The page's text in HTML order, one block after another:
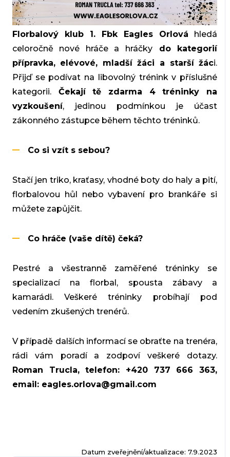
Florbalový klub 1. Fbk Eagles Orlová hledá
celoročně nové hráče a hráčky do kategorií
přípravka, elévové, mladší žáci a starší žáci.
Přijď se podívat na libovolný trénink v příslušné
kategorii.Čekají tě zdarma 4 tréninky na
vyzkoušení, jedinou podmínkou je účast
zákonného zástupce během těchto tréninků.
Co si vzít s sebou?
Stačí jen triko, kraťasy, vhodné boty do haly a pití,
florbalovou hůl nebo vybavení pro brankáře si
můžete zapůjčit.
Co hráče (vaše dítě) čeká?
Pestré a všestranně zaměřené tréninky se
specializací na florbal, spousta zábavy a
kamarádi. Veškeré tréninky probíhají pod
vedením zkušených trenérů.
V případě dalších informací se obraťte na trenéra,
rádi vám poradí a zodpoví veškeré dotazy.
Roman Trucla, telefon: +420 737 666 363,
email: eagles.orlova@gmail.com
Datum zveřejnění/aktualizace: 7.9.2023